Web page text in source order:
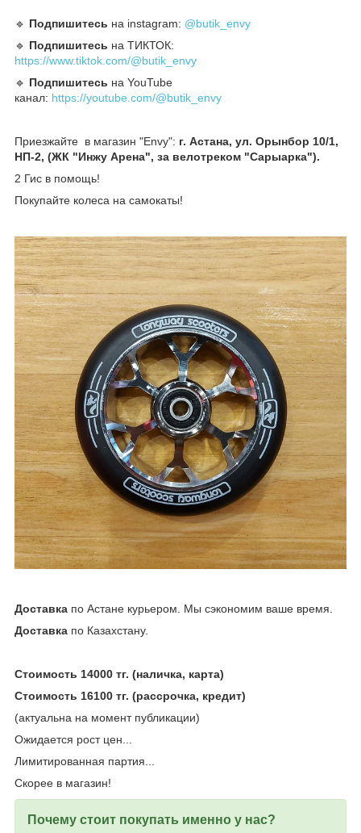
🔹️ Подпишитесь на instagram: @butik_envy
🔹️ Подпишитесь на ТИКТОК:
https://www.tiktok.com/@butik_envy
🔹️ Подпишитесь на YouTube
канал: https://youtube.com/@butik_envy
Приезжайте в магазин "Envy": г. Астана, ул. Орынбор 10/1,
НП-2, (ЖК "Инжу Арена", за велотреком "Сарыарка").
2 Гис в помощь!
Покупайте колеса на самокаты!
Доставка по Астане курьером. Мы сэкономим ваше время.
Доставка по Казахстану.
Стоимость 14000 тг. (наличка, карта)
Стоимость 16100 тг. (рассрочка, кредит)
(актуальна на момент публикации)
Ожидается рост цен...
Лимитированная партия...
Скорее в магазин!
Почему стоит покупать именно у нас?